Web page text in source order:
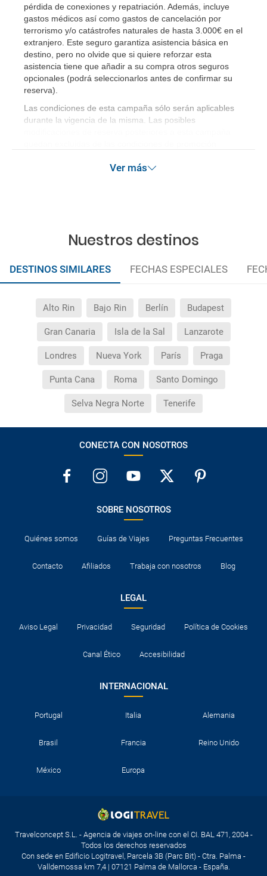
pérdida de conexiones y repatriación. Además, incluye
gastos médicos así como gastos de cancelación por
terrorismo y/o catástrofes naturales de hasta 3.000€ en el
extranjero. Este seguro garantiza asistencia básica en
destino, pero no olvide que si quiere reforzar esta
asistencia tiene que añadir a su compra otros seguros
opcionales (podrá seleccionarlos antes de confirmar su
reserva)
Las condiciones de esta campaña sólo serán aplicables
durante la vigencia de la misma. Las posibles
Ver más
Nuestros destinos
DESTINOS SIMILARES FECHAS ESPECIALES
Alto Rin Bajo Rin Berlín Budapest
Gran Canaria Isla de la Sal Lanzarote
Londres Nueva York París Praga
Punta Cana Roma Santo Domingo
Selva Negra Norte Tenerife
CONECTA CON NOSOTROS
SOBRE NOSOTROS
Quiénes somos Guías de Viajes Preguntas Frecuentes
Contacto Afiliados Trabaja con nosotros Blog
LEGAL
Aviso Legal Privacidad Seguridad Política de Cookies
Canal Ético Accesibilidad
INTERNACIONAL
Portugal Italia Alemania
Brasil Francia Reino Unido
México Europa
Travelconcept S.L. - Agencia de viajes on-line con el CI. BAL 471, 2004 -
Todos los derechos reservados
Con sede en Edificio Logitravel, Parcela 3B (Parc Bit) - Ctra. Palma -
Valldemossa km 7,4 | 07121 Palma de Mallorca - España.